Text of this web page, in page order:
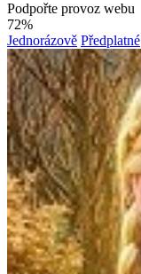
Podpořte provoz webu
72%
Jednorázově Předplatné